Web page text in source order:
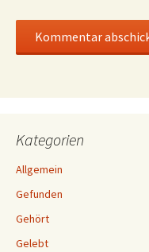
Kategorien
Allgemein
Gefunden
Gehört
Gelebt